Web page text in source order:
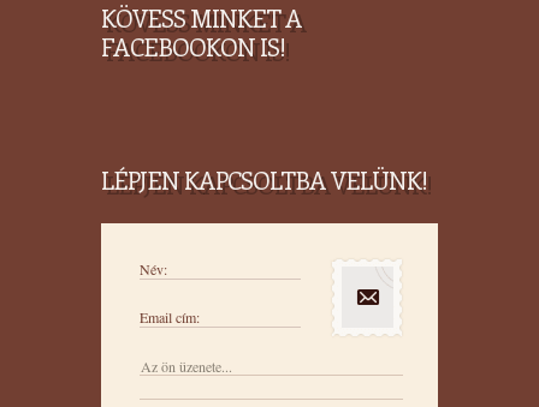
KÖVESS MINKET A
FACEBOOKON IS!
LÉPJEN KAPCSOLTBA VELÜNK!
Név:
Email cím: